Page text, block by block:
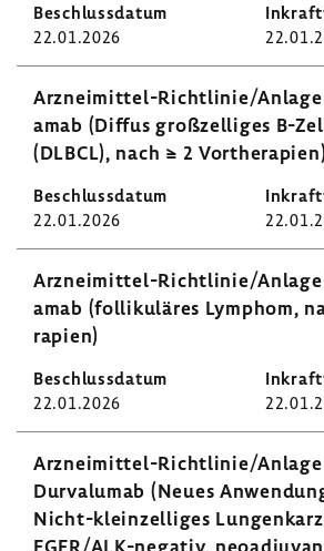
22.01.2026
Arzneimittel-​Richtlinie/
amab (Diffus groß­zel­liges B-​
(DLBCL), nach ≥ 2 Vorthe­ra­pien)
22.01.2026
Arzneimittel-​Richtlinie/
amab (folli­ku­läres Lymphom,
ra­pien)
22.01.2026
Arzneimittel-​Richtlinie/Anlage
Durvalumab (Neues
Nicht-​kleinzelliges
EGFR/ALK-​negativ,